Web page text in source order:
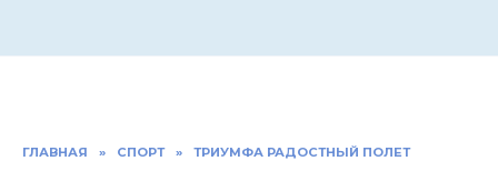
ГЛАВНАЯ » СПОРТ » ТРИУМФА РАДОСТНЫЙ ПОЛЕТ